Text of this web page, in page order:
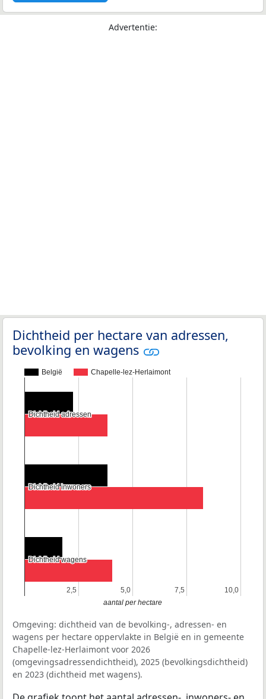
Advertentie:
Dichtheid per hectare van adressen,
bevolking en wagens
België Chapelle-lez-Herlaimont
2,5
2,5 5,0
5,0 7,5
7,5 10,0
10,0
Dichtheid adressen
Dichtheid adressen
Dichtheid inwoners
Dichtheid inwoners
Dichtheid wagens
Dichtheid wagens
aantal per hectare
Omgeving: dichtheid van de bevolking-, adressen- en
wagens per hectare oppervlakte in België en in gemeente
Chapelle-lez-Herlaimont voor 2026
(omgevingsadressendichtheid), 2025 (bevolkingsdichtheid)
en 2023 (dichtheid met wagens).